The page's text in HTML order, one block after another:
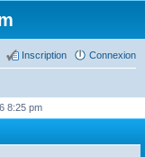
Connexion
Inscription
8:25 pm